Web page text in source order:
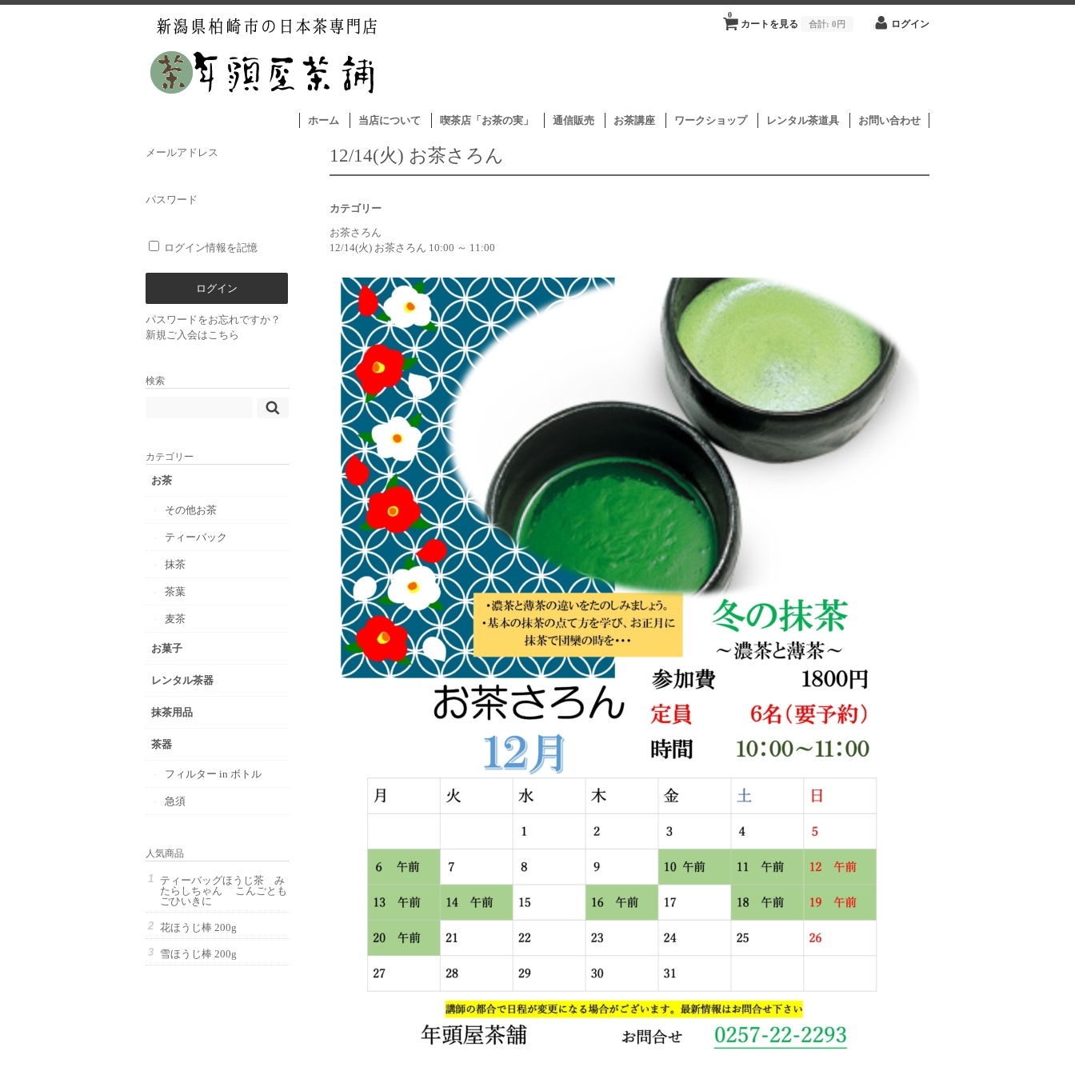
カートを見る
0
合計: 0円 ログイン
ホーム 当店について 喫茶店「お茶の実」 通信販売 お茶講座 ワークショップ レンタル茶道具 お問い合わせ
12/14(火) お茶さろん
カテゴリー
お茶さろん
12/14(火) お茶さろん 10:00 ～ 11:00
メールアドレス
パスワード
ログイン情報を記憶
パスワードをお忘れですか？
新規ご入会はこちら
検索
カテゴリー
お茶
その他お茶
ティーバック
抹茶
茶葉
麦茶
お菓子
レンタル茶器
抹茶用品
茶器
フィルター in ボトル
急須
人気商品
ティーバッグほうじ茶 み
たらしちゃん こんごとも
ごひいきに
花ほうじ棒 200g
雪ほうじ棒 200g